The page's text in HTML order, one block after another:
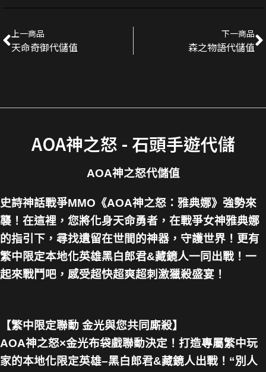
上一商品
天命奇御代儲值
下一商品
森之物語代儲值
AOA神之怒 - 石頭手遊代儲
AOA神之怒代儲值
史詩神話戰爭MMO《AOA神之怒：雅典娜》強勢來
襲！在這裡，您將化身天命勇者，在戰爭女神雅典娜
的指引下，尋找遺留在世間的神器，守護世界！更有
繁中限定本地化英雄黑白郎君&藏鏡人一同出戰！一
起來戰鬥吧，感受超快超爽超刺激獵殺盛宴！
【繁中限定聯動 金光與您共同廝殺】
AOA神之怒×金光布袋戲聯動決定！打造專屬繁中玩
家的本地化限定英雄–黑白郎君&藏鏡人出戰！“別人